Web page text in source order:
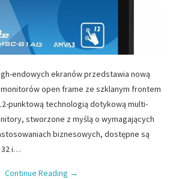
endowych ekranów przedstawia nową
open frame ze szklanym frontem
punktową technologią dotykową multi-
stworzone z myślą o wymagających
biznesowych, dostępne są
32 i…
Continue Reading →